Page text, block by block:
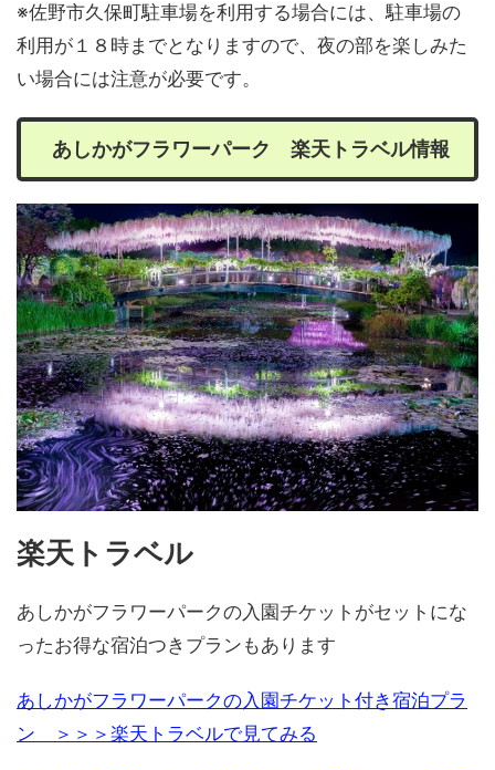
※佐野市久保町駐車場を利用する場合には、駐車場の
利用が１８時までとなりますので、夜の部を楽しみた
い場合には注意が必要です。
あしかがフラワーパーク 楽天トラベル情報
楽天トラベル
あしかがフラワーパークの入園チケットがセットにな
ったお得な宿泊つきプランもあります
あしかがフラワーパークの入園チケット付き宿泊プラ
ン ＞＞＞楽天トラベルで見てみる